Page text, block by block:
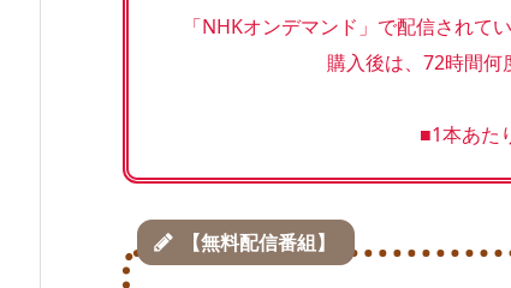
「NHKオンデマンド」で配信されて
購入後は、72時間何
■1本あた
【無料配信番組】